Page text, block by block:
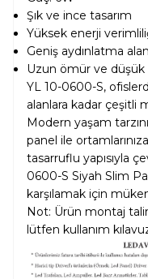
Şık ve ince tasarım
Yüksek enerji
Geniş aydınlatma
Uzun ömür ve düşük
YL 10-0600-S,
alanlara kadar çeşitli
Modern yaşam
panel ile
tasarruflu yapısıyla
0600-S Siyah Slim
karşılamak için
Not: Ürün montaj
lütfen kullanım